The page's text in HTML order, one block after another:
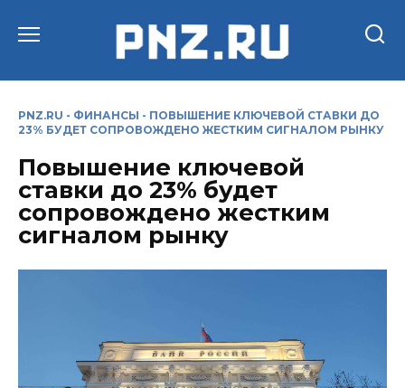
PNZ.RU - ФИНАНСЫ - ПОВЫШЕНИЕ КЛЮЧЕВОЙ СТАВКИ ДО
23% БУДЕТ СОПРОВОЖДЕНО ЖЕСТКИМ СИГНАЛОМ РЫНКУ
Повышение ключевой
ставки до 23% будет
сопровождено жестким
сигналом рынку